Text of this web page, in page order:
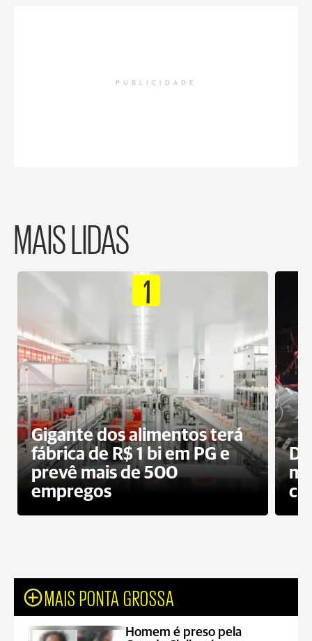
PUBLICIDADE
MAIS LIDAS
1
Gigante dos alimentos terá
fábrica de R$ 1 bi em PG e
prevê mais de 500
empregos
MAIS PONTA GROSSA
Homem é preso pela